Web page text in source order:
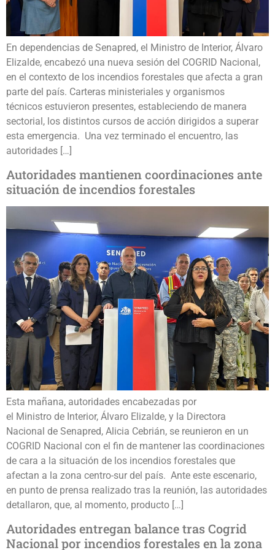
En dependencias de Senapred, el Ministro de Interior, Álvaro
Elizalde, encabezó una nueva sesión del COGRID Nacional,
en el contexto de los incendios forestales que afecta a gran
parte del país. Carteras ministeriales y organismos
técnicos estuvieron presentes, estableciendo de manera
sectorial, los distintos cursos de acción dirigidos a superar
esta emergencia. Una vez terminado el encuentro, las
autoridades […]
Autoridades mantienen coordinaciones ante
situación de incendios forestales
Esta mañana, autoridades encabezadas por
el Ministro de Interior, Álvaro Elizalde, y la Directora
Nacional de Senapred, Alicia Cebrián, se reunieron en un
COGRID Nacional con el fin de mantener las coordinaciones
de cara a la situación de los incendios forestales que
afectan a la zona centro-sur del país. Ante este escenario,
en punto de prensa realizado tras la reunión, las autoridades
detallaron, que, al momento, producto […]
Autoridades entregan balance tras Cogrid
Nacional por incendios forestales en la zona